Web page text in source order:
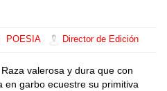
POESIA Director de Edición
valerosa y dura que con
en garbo ecuestre su primitiva